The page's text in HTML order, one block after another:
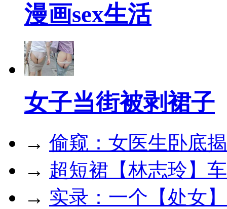
漫画sex生活
女子当街被剥裙子
→ 偷窥：女医生卧底
→ 超短裙【林志玲】
→ 实录：一个【处女